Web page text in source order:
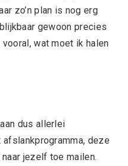
zo’n plan is nog erg
gewoon precies
wat moet ik halen
dus allerlei
deze
jezelf toe mailen.